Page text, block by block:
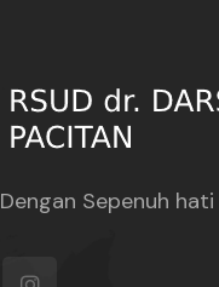
Sepenuh hati